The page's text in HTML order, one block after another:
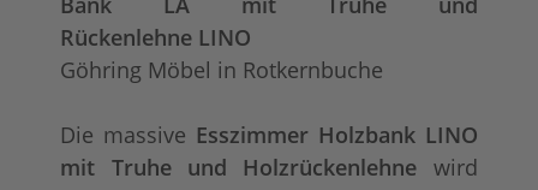
Rückenlehne LINO
Göhring Möbel in Rotkernbuche
Die massive Esszimmer Holzbank LINO
mit Truhe und Holzrückenlehne wird